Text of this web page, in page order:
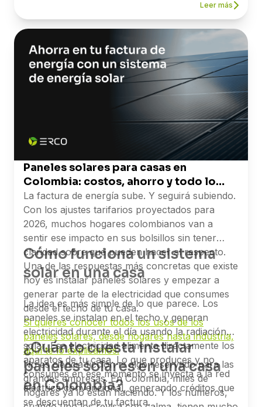
Si quieres saber cuánto puede ahorrar tu
empresa, nuestro equipo está listo para
asesorarte.
→ Agenda una asesoría con uno de
nuestros expertos.
Referencias: Ley 1715 de 2014 y Ley 2099 de
2021 — Secretaría del Senado de Colombia ·
Resolución UPME 135 de 2025 — upme.gov.co ·
Ministerio de Minas y Energía — Comunicado
Leer más
Paneles solares para casas en
Colombia: costos, ahorro y todo lo
que necesitas saber
La factura de energía sube. Y seguirá subiendo.
Con los ajustes tarifarios proyectados para
2026, muchos hogares colombianos van a
sentir ese impacto en sus bolsillos sin tener
claridad sobre qué pueden hacer al respecto.
Una de las respuestas más concretas que existe
hoy es instalar paneles solares y empezar a
generar parte de la electricidad que consumes
desde el techo de tu casa.
Si quieres conocer todos los usos de los
paneles solares, desde hogares hasta industria,
aquí te lo explicamos.
No es ciencia ficción ni algo reservado para las
grandes empresas. En Colombia, miles de
hogares ya lo están haciendo. Y los números,
Cómo funciona un sistema
solar en una casa
La idea es más simple de lo que parece. Los
paneles se instalan en el techo y generan
electricidad durante el día usando la radiación
solar. Esa electricidad alimenta directamente los
aparatos de tu casa. Lo que produces y no
consumes en ese momento se inyecta a la red
eléctrica convencional, generando créditos que
se descuentan de tu factura.
¿Cuánto cuesta instalar
paneles solares en una casa
en Colombia?